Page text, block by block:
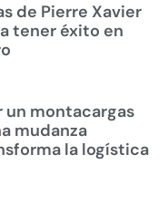
de Pierre Xavier
tener éxito en
un montacargas
mudanza
la logística